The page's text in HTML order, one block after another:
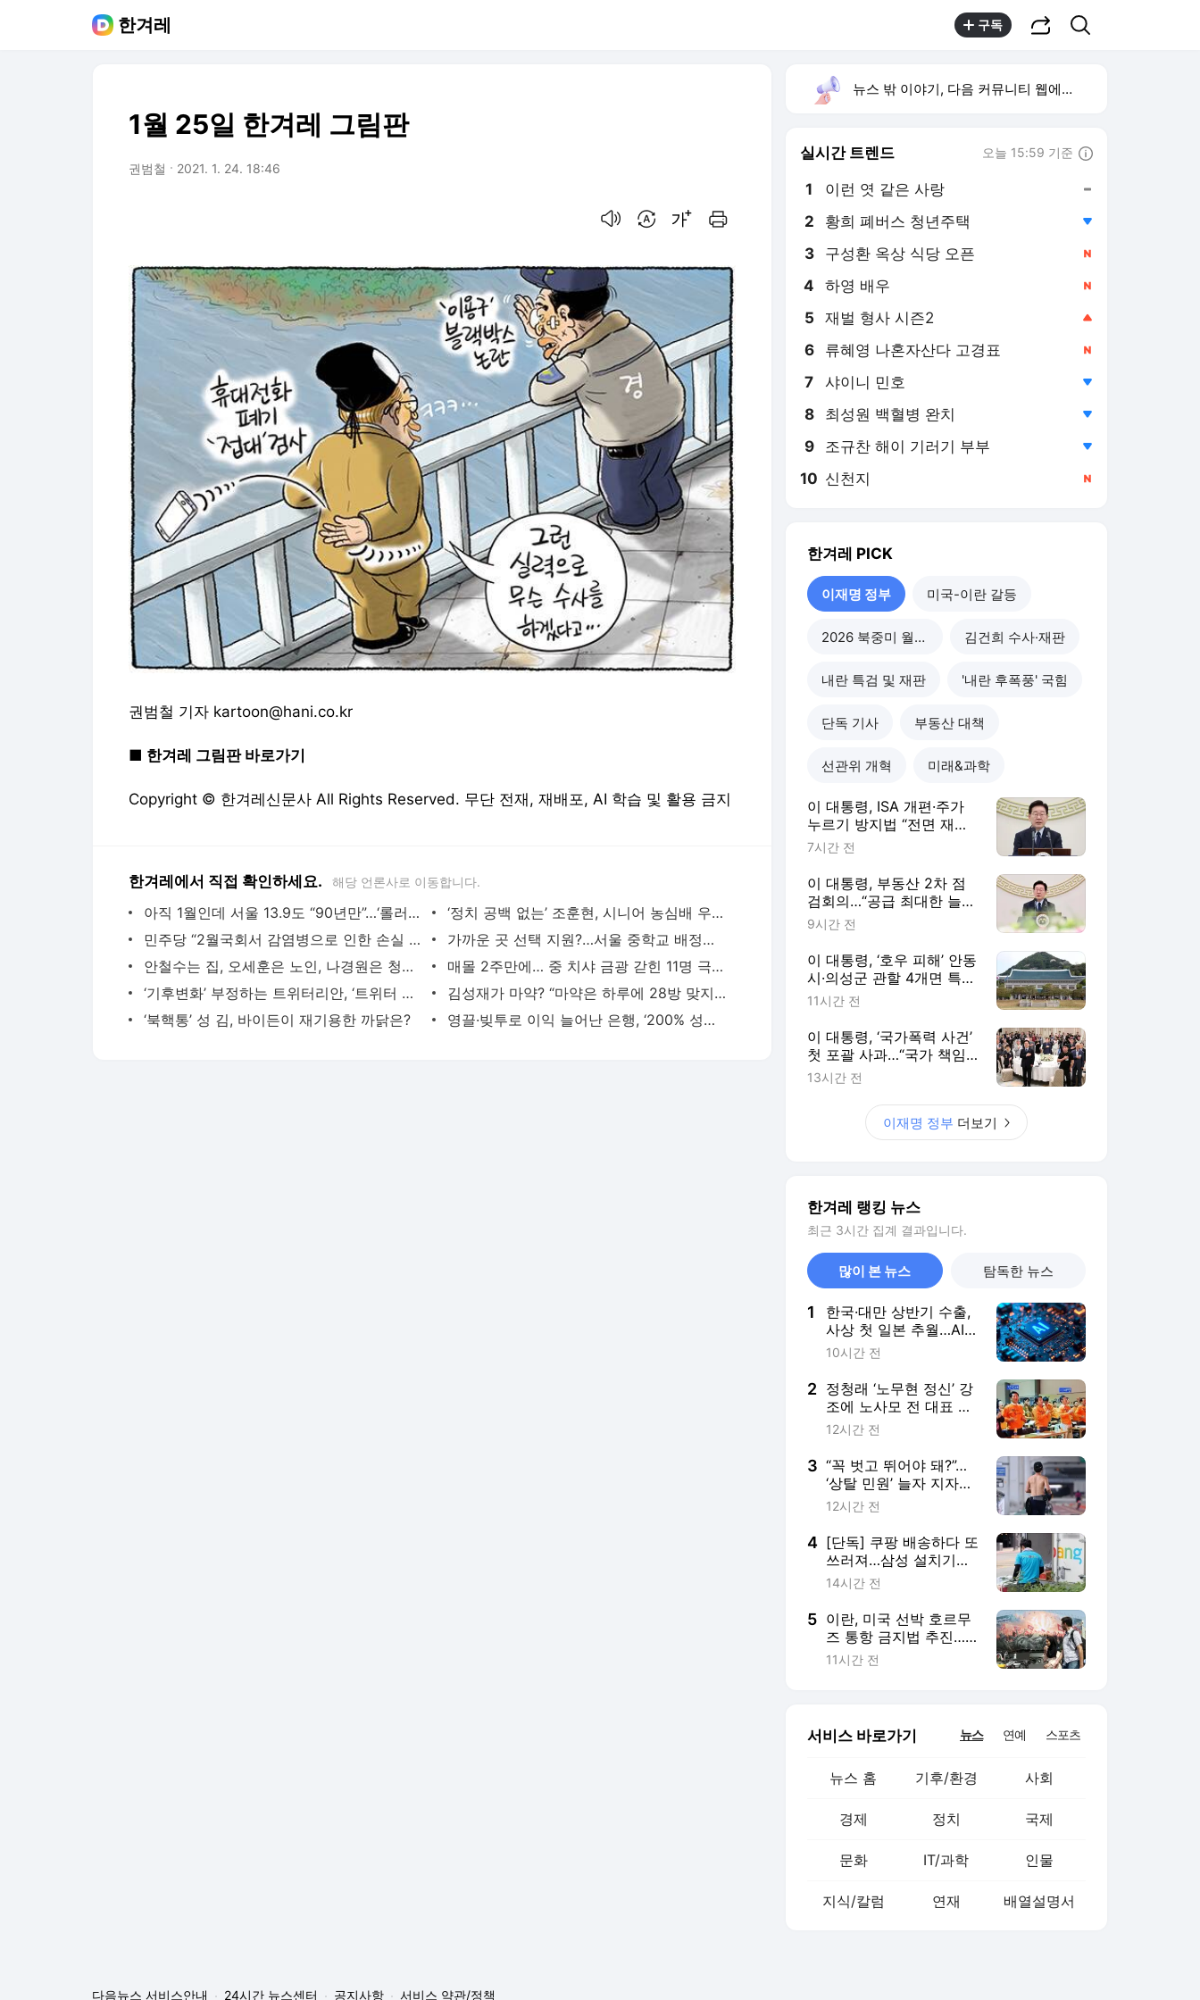
한겨레 구독
1월 25일 한겨레 그림판
권범철 2021. 1. 24. 18:46
권범철 기자 kartoon@hani.co.kr
■ 한겨레 그림판 바로가기
Copyright © 한겨레신문사 All Rights Reserved. 무단 전재, 재배포, AI 학습 및 활용 금지
한겨레에서 직접 확인하세요. 해당 언론사로 이동합니다.
아직 1월인데 서울 13.9도 “90년만”…‘롤러코스터’ 탄 기후위기
‘정치 공백 없는’ 조훈현, 시니어 농심배 우승 견인
민주당 “2월국회서 감염병으로 인한 손실 보상 명시한 법 개정”
가까운 곳 선택 지원?…서울 중학교 배정방식 25년만에 바뀌나
안철수는 집, 오세훈은 노인, 나경원은 청년…보수야권 3인 ‘삼색행보’
매몰 2주만에… 중 치샤 금광 갇힌 11명 극적 구조
‘기후변화’ 부정하는 트위터리안, ‘트위터 봇’일 수 있다
김성재가 마약? “마약은 하루에 28방 맞지 않아요”
‘북핵통’ 성 김, 바이든이 재기용한 까닭은?
영끌·빚투로 이익 늘어난 은행, ‘200% 성과급’ 타결
뉴스 밖 이야기, 다음 커뮤니티 웹에서 보기
실시간 트렌드 오늘 15:59 기준
1 이런 엿 같은 사랑
2 황희 폐버스 청년주택
3 구성환 옥상 식당 오픈
4 하영 배우
5 재벌 형사 시즌2
6 류혜영 나혼자산다 고경표
7 샤이니 민호
8 최성원 백혈병 완치
9 조규찬 해이 기러기 부부
10 신천지
한겨레 PICK
이재명 정부 미국-이란 갈등
2026 북중미 월드컵 김건희 수사·재판
내란 특검 및 재판 '내란 후폭풍' 국힘
단독 기사 부동산 대책
선관위 개혁 미래&과학
이 대통령, ISA 개편·주가
누르기 방지법 “전면 재검
토“ 지시
7시간 전
이 대통령, 부동산 2차 점
검회의…“공급 최대한 늘리
고 시기도 앞당겨라”
9시간 전
이 대통령, ‘호우 피해’ 안동
시·의성군 관할 4개면 특별
재난지역 선포
11시간 전
이 대통령, ‘국가폭력 사건’
첫 포괄 사과…“국가 책임
에 유효기간 없다”
13시간 전
이재명 정부 더보기
한겨레 랭킹 뉴스
최근 3시간 집계 결과입니다.
많이 본 뉴스 탐독한 뉴스
1
한국·대만 상반기 수출,
사상 첫 일본 추월…AI
반도체가 이끌었다
10시간 전
2 정청래 ‘노무현 정신’ 강
조에 노사모 전 대표 반
발…“전당대회, 비전 제
12시간 전
3 “꼭 벗고 뛰어야 돼?”…
‘상탈 민원’ 늘자 지자체
자제령까지
12시간 전
4 [단독] 쿠팡 배송하다 또
쓰러져…삼성 설치기사
“땀냄새로 평점 깎아”
14시간 전
5 이란, 미국 선박 호르무
즈 통항 금지법 추진…
트럼프는 ‘속수무책’
11시간 전
서비스 바로가기 뉴스 연예 스포츠
뉴스 홈 기후/환경 사회
경제 정치 국제
문화 IT/과학 인물
지식/칼럼 연재 배열설명서
다음뉴스 서비스안내 24시간 뉴스센터 공지사항 서비스 약관/정책